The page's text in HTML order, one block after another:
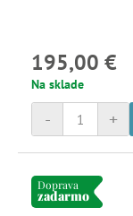
195,00 €
Na sklade
+
-
Doprava
zadarmo